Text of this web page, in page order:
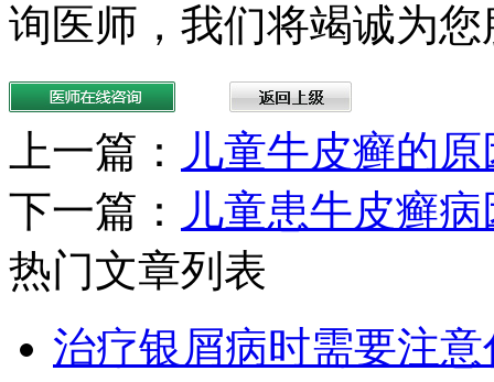
询医师，我们将竭诚为您
上一篇： 儿童牛皮癣的
下一篇： 儿童患牛皮癣
热门文章列表
治疗银屑病时需要注意